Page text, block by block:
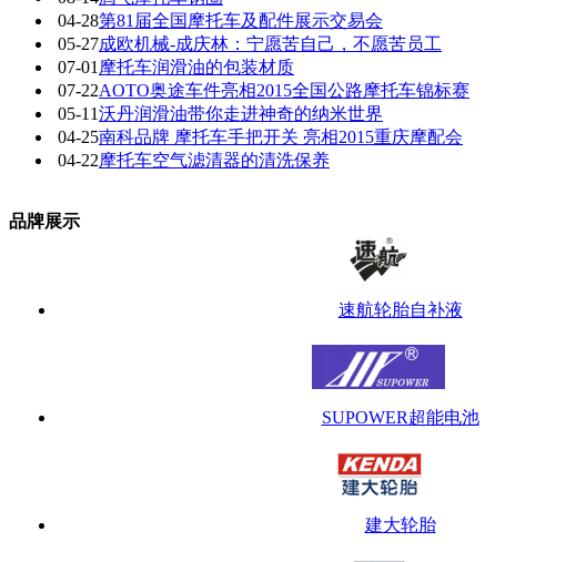
04-28第81届全国摩托车及配件展示交易会
05-27成欧机械-成庆林：宁愿苦自己，不愿苦员工
07-01 摩托车润滑油的包装材质
07-22AOTO奥途车件亮相2015全国公路摩托车锦标赛
05-11沃丹润滑油带你走进神奇的纳米世界
04-25南科品牌 摩托车手把开关 亮相2015重庆摩配会
04-22摩托车空气滤清器的清洗保养
品牌展示
速航轮胎自补液
SUPOWER超能电池
建大轮胎